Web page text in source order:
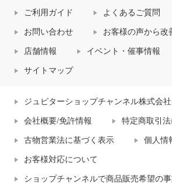
ご利用ガイド よくあるご質問
お問い合わせ お客様の声から改
店舗情報 イベント・催事情報
サイトマップ
ジュピターショップチャンネル株式会
会社概要/免許情報 特定商取引
古物営業法に基づく表示 個人情
お客様対応について
ショップチャンネルで商品販売希望の